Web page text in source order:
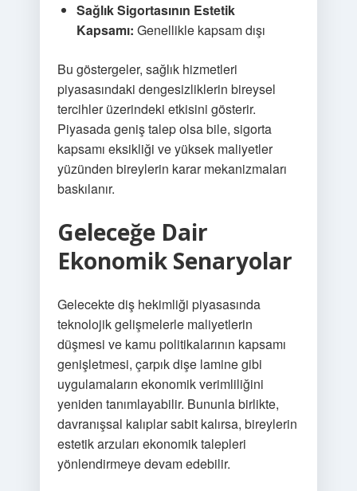
Sağlık Sigortasının Estetik
Kapsamı: Genellikle kapsam dışı
Bu göstergeler, sağlık hizmetleri
piyasasındaki dengesizliklerin bireysel
tercihler üzerindeki etkisini gösterir.
Piyasada geniş talep olsa bile, sigorta
kapsamı eksikliği ve yüksek maliyetler
yüzünden bireylerin karar mekanizmaları
baskılanır.
Geleceğe Dair
Ekonomik Senaryolar
Gelecekte diş hekimliği piyasasında
teknolojik gelişmelerle maliyetlerin
düşmesi ve kamu politikalarının kapsamı
genişletmesi, çarpık dişe lamine gibi
uygulamaların ekonomik verimliliğini
yeniden tanımlayabilir. Bununla birlikte,
davranışsal kalıplar sabit kalırsa, bireylerin
estetik arzuları ekonomik talepleri
yönlendirmeye devam edebilir.